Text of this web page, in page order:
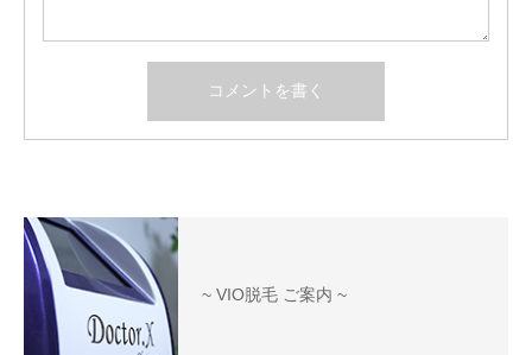
~ VIO脱毛 ご案内 ~